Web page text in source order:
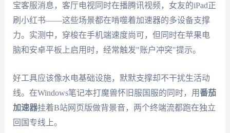
宝客服消息，客厅电视同时在播腾讯视频，女友的iPad正
刷小红书——这些场景都在啃噬着加速器的多设备支撑
力。实测中，穿梭在手机端速度尚可，但同时在苹果电
脑和安卓平板上启用时，经常触发"账户冲突"提示。
好工具应该像水电基础设施，默默支撑却不干扰生活动
线。在Windows笔记本打魔兽怀旧服国服的同时，用番茄
加速器挂着B站网页版做背景音，两个终端流都跑在独立
回国专线上。